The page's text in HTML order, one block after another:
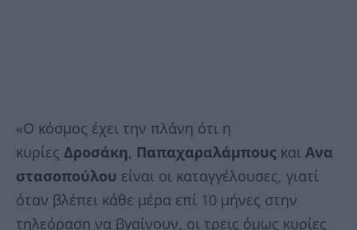
«Ο κόσμος έχει την πλάνη ότι η
κυρίες Δροσάκη, Παπαχαραλάμπους και Ανα
στασοπούλου είναι οι καταγγέλουσες, γιατί
όταν βλέπει κάθε μέρα επί 10 μήνες στην
τηλεόραση να βγαίνουν, οι τρεις όμως κυρίες